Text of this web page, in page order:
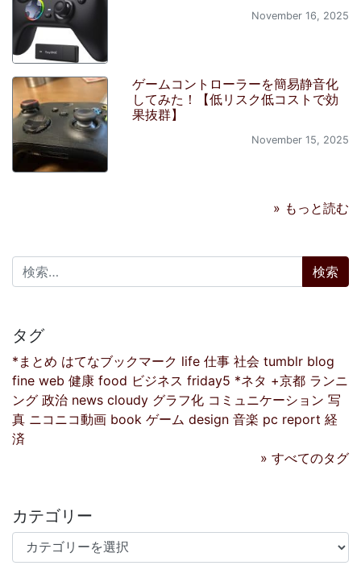
November 16, 2025
ゲームコントローラーを簡易静音化
してみた！【低リスク低コストで効
果抜群】
November 15, 2025
» もっと読む
検索:
タグ
*まとめ はてなブックマーク life 仕事 社会 tumblr blog
fine web 健康 food ビジネス friday5 *ネタ +京都 ランニ
ング 政治 news cloudy グラフ化 コミュニケーション 写
真 ニコニコ動画 book ゲーム design 音楽 pc report 経
済
» すべてのタグ
カテゴリー
カテゴリー